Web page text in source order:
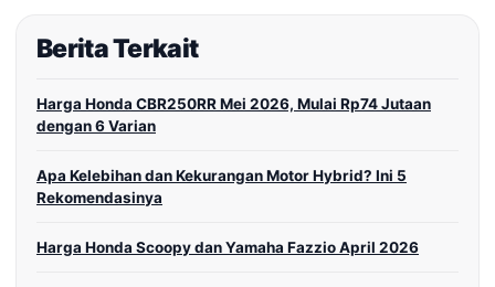
Berita Terkait
Harga Honda CBR250RR Mei 2026, Mulai Rp74 Jutaan
dengan 6 Varian
Apa Kelebihan dan Kekurangan Motor Hybrid? Ini 5
Rekomendasinya
Harga Honda Scoopy dan Yamaha Fazzio April 2026